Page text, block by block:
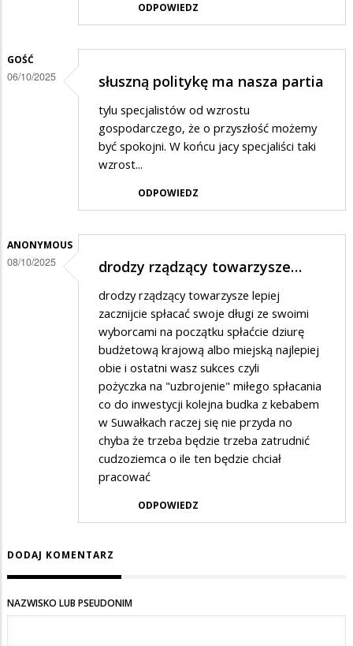
ODPOWIEDZ
GOŚĆ
06/10/2025 słuszną politykę ma nasza partia
tylu specjalistów od wzrostu
gospodarczego, że o przyszłość możemy
być spokojni. W końcu jacy specjaliści taki
wzrost...
ODPOWIEDZ
ANONYMOUS
08/10/2025 drodzy rządzący towarzysze…
drodzy rządzący towarzysze lepiej
zacznijcie spłacać swoje długi ze swoimi
wyborcami na początku spłaćcie dziurę
budżetową krajową albo miejską najlepiej
obie i ostatni wasz sukces czyli
pożyczka na "uzbrojenie" miłego spłacania
co do inwestycji kolejna budka z kebabem
w Suwałkach raczej się nie przyda no
chyba że trzeba będzie trzeba zatrudnić
cudzoziemca o ile ten będzie chciał
pracować
ODPOWIEDZ
DODAJ KOMENTARZ
NAZWISKO LUB PSEUDONIM